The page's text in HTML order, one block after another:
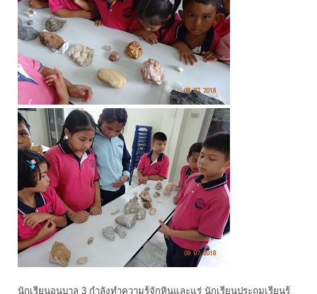
นักเรียนอนุบาล 3 กำลังทำความรู้จักหินและแร่ นักเรียนประถมเรียนรูู้